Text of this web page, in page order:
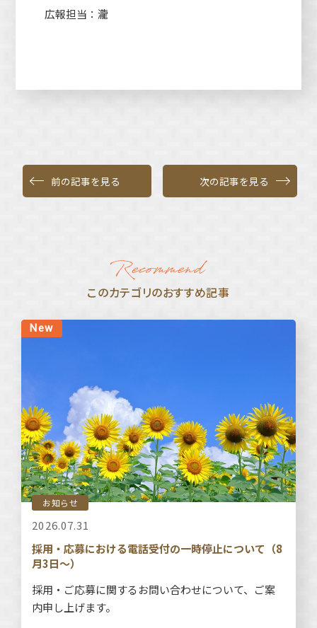
広報担当：瀧
前の記事を見る 次の記事を見る
このカテゴリのおすすめ記事
お知らせ
2026.07.31
採用・応募における電話受付の一時停止について（8
月3日～）
採用・ご応募に関するお問い合わせについて、ご案
内申し上げます。